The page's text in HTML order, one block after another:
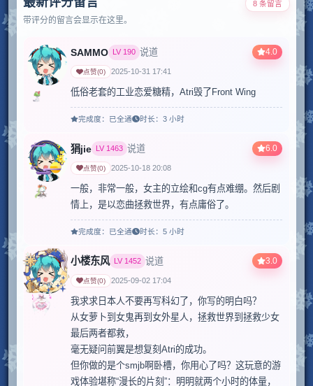
带评分的留言会显示在这里。
8 条留言
4.0
SAMMO LV 190 说道
点赞(0) 2025-10-31 17:41
低俗老套的工业恋爱糖精，Atri毁了Front Wing
完成度： 已全通 时长： 3 小时
6.0
狷jie LV 1463 说道
点赞(0) 2025-10-18 20:08
一般，非常一般，女主的立绘和cg有点难绷。然后剧
情上，是以恋曲拯救世界，有点庸俗了。
完成度： 已全通 时长： 5 小时
3.0
小楼东风 LV 1452 说道
点赞(0) 2025-09-02 17:04
我求求日本人不要再写科幻了，你写的明白吗？
从女萝卜到女鬼再到女外星人，拯救世界到拯救少女
最后两者都救，
毫无疑问前翼是想复刻Atri的成功。
但你做的是个smjb啊卧槽，你用心了吗？这玩意的游
戏体验堪称“漫长的片刻”：明明就两个小时的体量，